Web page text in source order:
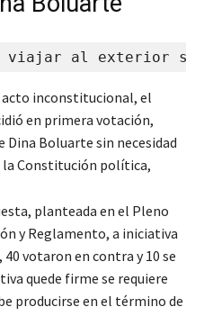
viajar al exterior
inconstitucional, el
en primera votación,
Boluarte sin necesidad
la Constitución política,
planteada en el Pleno
y Reglamento, a iniciativa
votaron en contra y 10 se
quede firme se requiere
producirse en el término de